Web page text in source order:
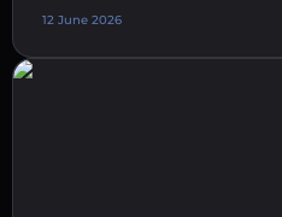
12 June 2026